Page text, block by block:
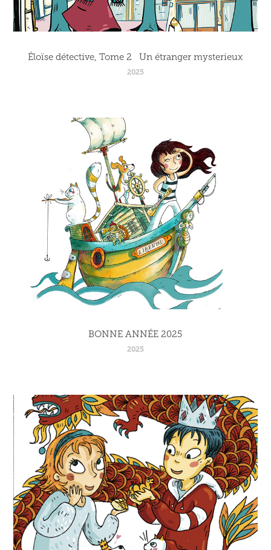
Éloïse détective, Tome 2   Un étranger mysterieux
2025
BONNE ANNÉE 2025
2025